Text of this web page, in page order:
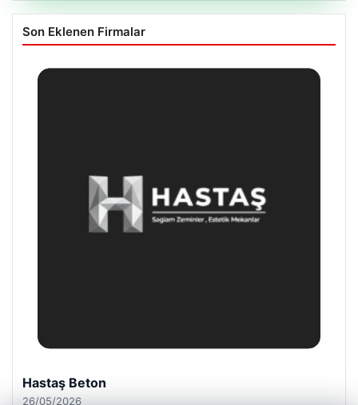
Son Eklenen Firmalar
Enes Kaplan Avukatlık Bürosu
28/04/2026